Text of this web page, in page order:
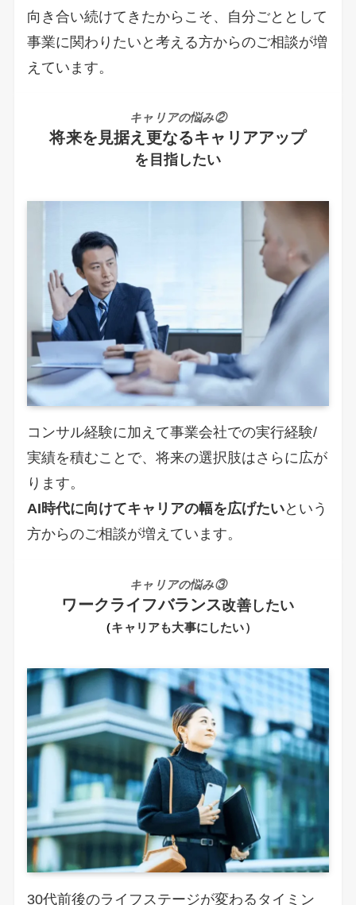
向き合い続けてきたからこそ、自分ごととして
事業に関わりたいと考える方からのご相談が増
えています。
キャリアの悩み②
将来を見据え更なるキャリアアップ
を目指したい
コンサル経験に加えて事業会社での実行経験/
実績を積むことで、将来の選択肢はさらに広が
ります。
AI時代に向けてキャリアの幅を広げたいという
方からのご相談が増えています。
キャリアの悩み③
ワークライフバランス改善したい
（キャリアも大事に したい）
30代前後のライフステージが変わるタイミン